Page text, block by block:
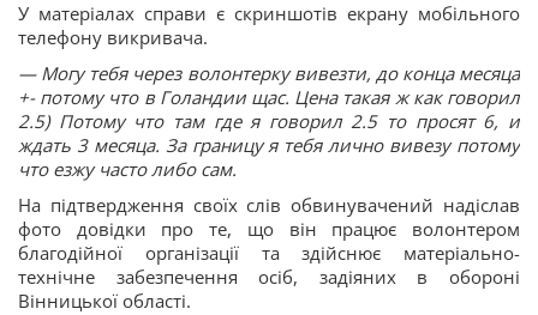
У матеріалах справи є скриншотів екрану мобільного
телефону викривача.
— Могу тебя через волонтерку вивезти, до конца месяца
+- потому что в Голандии щас. Цена такая ж как говорил
2.5) Потому что там где я говорил 2.5 то просят 6, и
ждать 3 месяца. За границу я тебя лично вивезу потому
что езжу часто либо сам.
На підтвердження своїх слів обвинувачений надіслав
фото довідки про те, що він працює волонтером
благодійної організації та здійснює матеріально-
технічне забезпечення осіб, задіяних в обороні
Вінницької області.